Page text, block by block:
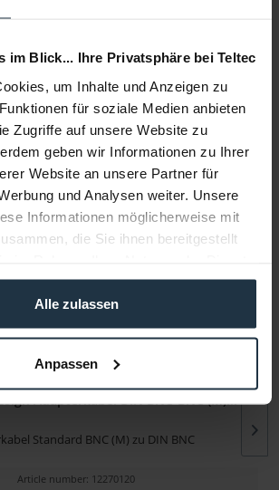
im Blick... Ihre Privatsphäre bei Teltec
um Inhalte und Anzeigen zu
für soziale Medien anbieten
Zugriffe auf unsere Website zu
geben wir Informationen zu Ihrer
Website an unsere Partner für
und Analysen weiter. Unsere
Informationen möglicherweise mit
die Sie ihnen bereitgestellt
Alle zulassen
Anpassen
Safety Information
Hersteller sind verfübar......more
+++ Blackmagic Design +++ look
Adapterkabel DIN BNC-BNC (M)...
Standard BNC (M) zu DIN BNC
Article number: 12270120